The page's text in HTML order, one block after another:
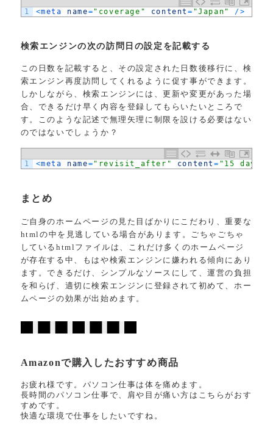
1 <meta name= "coverage" content= "Japan" />
検索エンジンの次の訪問日の設定を記載する
この日数を記載すると、その設定された日数後移行に、検
索エンジン再度訪問してくれるように促す事ができます。
しかしながら、検索エンジンには、更新や変更があった場
合、できるだけ早く内容を登録してもらいたいところで
す。このような記述で無理矢理に制限を設ける必要はない
のではないでしょうか？
1 <meta name= "revisit_after" content= "15 days"
まとめ
ご自身のホームページの見た目ばかりにこだわり、重要な
htmlの中を見逃している場合があります。ごちゃごちゃ
しているhtmlファイルは、これだけ多くのホームページ
が存在する中、もはや検索エンジンに嫌われる傾向にあり
ます。できるだけ、シンプルなソースにして、運営の負担
を和らげ、適切に検索エンジンに登録されて初めて、ホー
ムページの効果が出始めます。
Amazonで購入したおすすめ商品
お疲れ様です。パソコン仕事は体を痛めます。
長時間のパソコン仕事で、肩や目が痛い方はこちらがおす
すめです。
快適な環境で仕事をしたいですね。